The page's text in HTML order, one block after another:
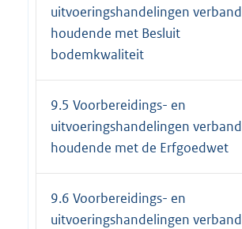
uitvoeringshandelingen verband
houdende met Besluit
bodemkwaliteit
9.5 Voorbereidings- en
uitvoeringshandelingen verband
houdende met de Erfgoedwet
9.6 Voorbereidings- en
uitvoeringshandelingen verband